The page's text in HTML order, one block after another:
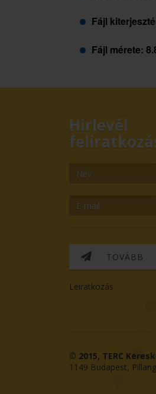
Fájl
Fájl mérete:
Hírlevél
TOVÁBB
Leiratkozás
© 2015, TERC
1149 Budapest,